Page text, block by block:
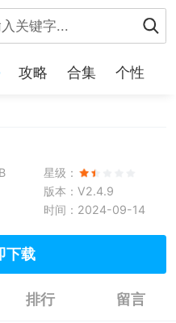
攻略 合集 个性
星级：
版本：V2.4.9
时间：2024-09-14
下载
排行 留言